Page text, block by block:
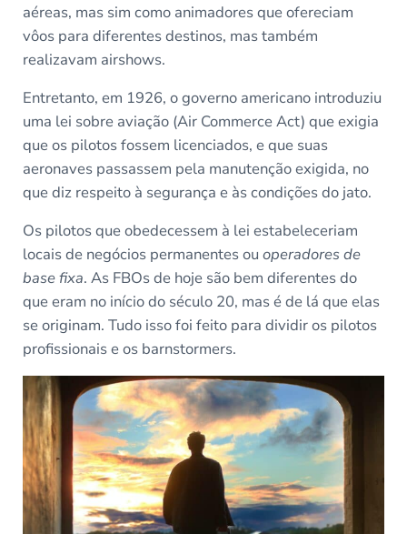
aéreas, mas sim como animadores que ofereciam
vôos para diferentes destinos, mas também
realizavam airshows.
Entretanto, em 1926, o governo americano introduziu
uma lei sobre aviação (Air Commerce Act) que exigia
que os pilotos fossem licenciados, e que suas
aeronaves passassem pela manutenção exigida, no
que diz respeito à segurança e às condições do jato.
Os pilotos que obedecessem à lei estabeleceriam
locais de negócios permanentes ou operadores de
base fixa. As FBOs de hoje são bem diferentes do
que eram no início do século 20, mas é de lá que elas
se originam. Tudo isso foi feito para dividir os pilotos
profissionais e os barnstormers.